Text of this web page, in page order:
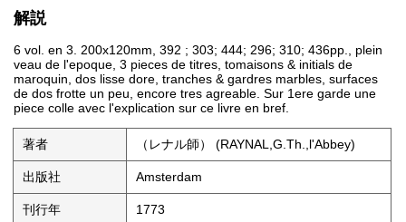
解説
6 vol. en 3. 200x120mm, 392 ; 303; 444; 296; 310; 436pp., plein
veau de l'epoque, 3 pieces de titres, tomaisons & initials de
maroquin, dos lisse dore, tranches & gardres marbles, surfaces
de dos frotte un peu, encore tres agreable. Sur 1ere garde une
piece colle avec l'explication sur ce livre en bref.
著者 （レナル師） (RAYNAL,G.Th.,l'Abbey)
出版社 Amsterdam
刊行年 1773